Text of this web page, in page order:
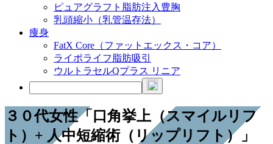
ピュアグラフト脂肪注入豊胸
乳頭縮小（乳管温存法）
痩身
FatX Core（ファットエックス・コア）
ライポライフ脂肪吸引
ウルトラセルQプラス リニア
３０代女性「口角挙上（スマイルリフ
ト）+ 人中短縮術（リップリフト）」